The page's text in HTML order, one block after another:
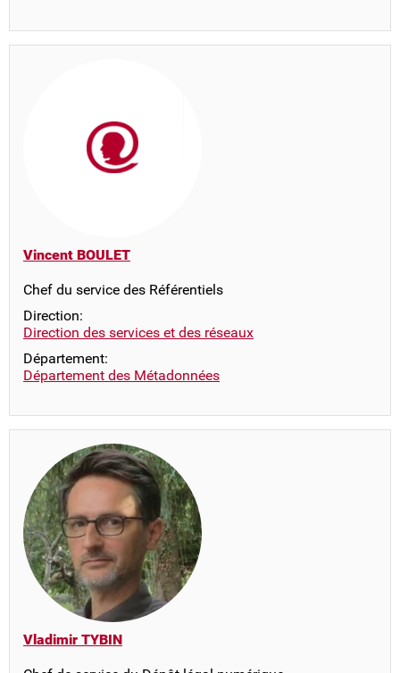
Vincent BOULET
Chef du service des Référentiels
Direction:
Direction des services et des réseaux
Département:
Département des Métadonnées
Vladimir TYBIN